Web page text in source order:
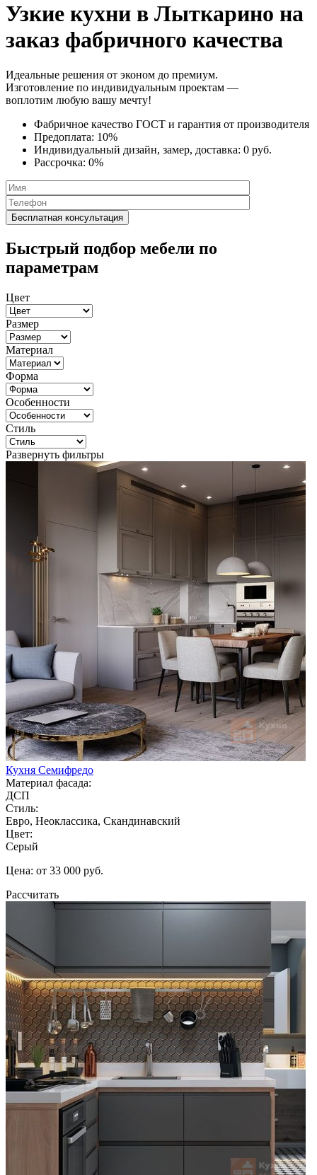
Узкие кухни в Лыткарино на
заказ фабричного качества
Идеальные решения от эконом до премиум.
Изготовление по индивидуальным проектам —
воплотим любую вашу мечту!
Фабричное качество ГОСТ и гарантия от производителя
Предоплата: 10%
Индивидуальный дизайн, замер, доставка: 0 руб.
Рассрочка: 0%
Быстрый подбор мебели по
параметрам
Цвет
Размер
Материал
Форма
Особенности
Стиль
Развернуть фильтры
Кухня Семифредо
Материал фасада:
ДСП
Стиль:
Евро, Неоклассика, Скандинавский
Цвет:
Серый
Цена: от 33 000 руб.
Рассчитать